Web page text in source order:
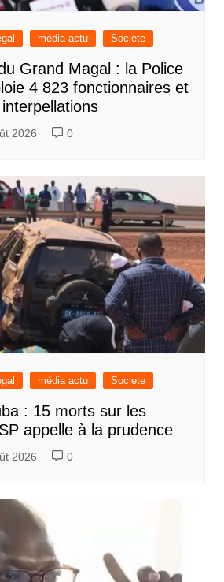
média actu Societe
Grand Magal : la Police
4 823 fonctionnaires et
2026 0
média actu Societe
: 15 morts sur les
appelle à la prudence
2026 0